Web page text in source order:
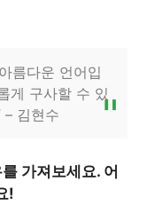
름다운 언어입
게 구사할 수 있
– 김현수
가져보세요. 어
!